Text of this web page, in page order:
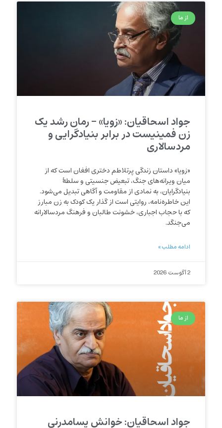
از ما
جواد اسحاقیان: «زویا» – رمان رشد یک
زن فمینیست در برابر بنیادگرایی و
مردسالاری
«زویا» داستان زندگی پرتلاطم دختری افغان است که از
میان ویرانه‌های جنگ، تبعیض جنسیتی و سلطهٔ
بنیادگرایان، به نمادی از مقاومت و آگاهی تبدیل می‌شود.
این خاطره‌نامه، روایتی است از گذار یک کودک به زن مبارز
که با حجاب اجباری، خشونت طالبان و فرهنگ مردسالارانه
می‌جنگد.
ادامه مطلب »
2 آگوست 2026
از ما
جواد اسحاقیان: خوانش پسامدرنی